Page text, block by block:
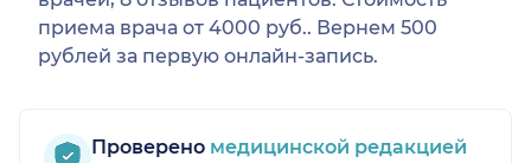
приема врача от 4000 руб.. Вернем 500
рублей за первую онлайн-запись.
Проверено медицинской редакцией